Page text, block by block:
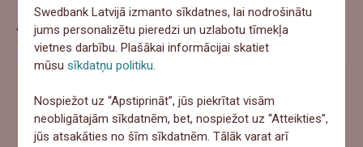
Aptauja
vajadzētu 1000+ eur, ko tu darītu?
Swedbank Latvijā izmanto sīkdatnes, lai nodrošinātu
jums personalizētu pieredzi un uzlabotu tīmekļa
vietnes darbību. Plašākai informācijai skatiet
mūsusīkdatņu politiku.
Nospiežot uz “Apstiprināt”, jūs piekrītat visām
neobligātajām sīkdatnēm, bet, nospiežot uz “Atteikties”,
jūs atsakāties no šīm sīkdatnēm. Tālāk varat arī